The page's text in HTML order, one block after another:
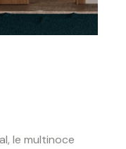
le multinoce